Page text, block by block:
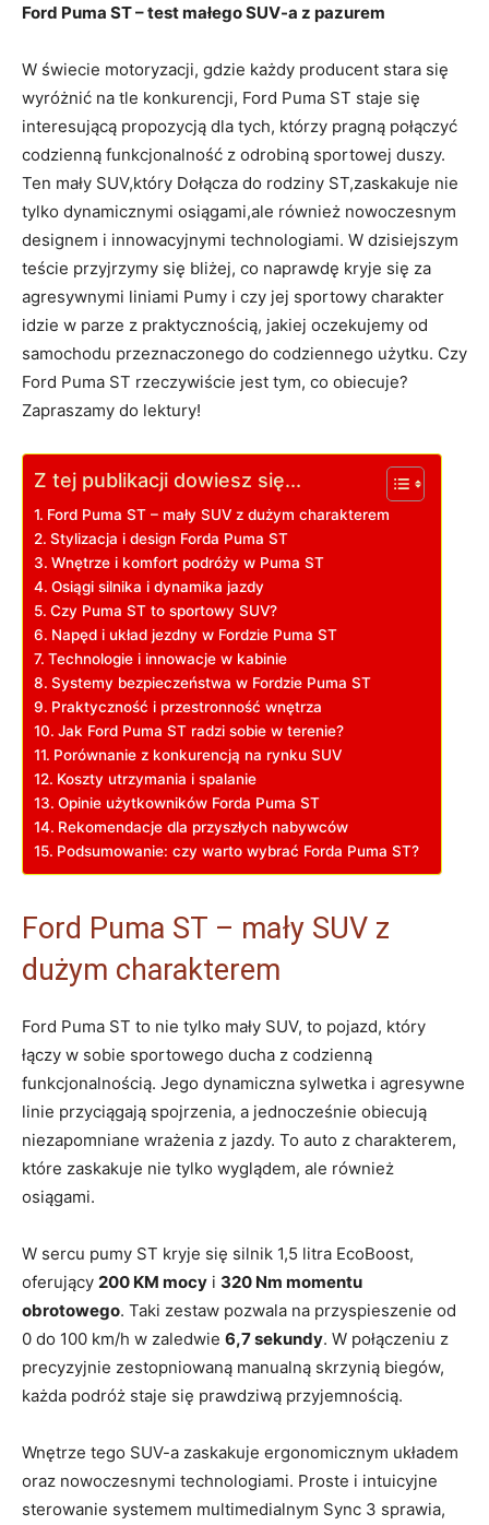
Ford Puma ST – test małego SUV-a z pazurem
W świecie motoryzacji, gdzie każdy producent stara się
wyróżnić na tle konkurencji, Ford Puma ST staje się
interesującą propozycją dla tych, którzy pragną połączyć
codzienną funkcjonalność z odrobiną sportowej duszy.
Ten mały SUV,który Dołącza do rodziny ST,zaskakuje nie
tylko dynamicznymi osiągami,ale również nowoczesnym
designem i innowacyjnymi technologiami. W dzisiejszym
teście przyjrzymy się bliżej, co naprawdę kryje się za
agresywnymi liniami Pumy i czy jej sportowy charakter
idzie w parze z praktycznością, jakiej oczekujemy od
samochodu przeznaczonego do codziennego użytku. Czy
Ford Puma ST rzeczywiście jest tym, co obiecuje?
Zapraszamy do lektury!
Z tej publikacji dowiesz się...
Ford Puma ST – mały SUV z dużym charakterem
Stylizacja i design Forda Puma ST
Wnętrze i komfort podróży w Puma ST
Osiągi silnika i dynamika jazdy
Czy Puma ST to sportowy SUV?
Napęd i układ jezdny w Fordzie Puma ST
Technologie i innowacje w kabinie
Systemy bezpieczeństwa w Fordzie Puma ST
Praktyczność i przestronność wnętrza
Jak Ford Puma ST radzi sobie w terenie?
Porównanie z konkurencją na rynku SUV
Koszty utrzymania i spalanie
Opinie użytkowników Forda Puma ST
Rekomendacje dla przyszłych nabywców
Podsumowanie: czy warto wybrać Forda Puma ST?
Ford Puma ST – mały SUV z
dużym charakterem
Ford Puma ST to nie tylko mały SUV, to pojazd, który
łączy w sobie sportowego ducha z codzienną
funkcjonalnością. Jego dynamiczna sylwetka i agresywne
linie przyciągają spojrzenia, a jednocześnie obiecują
niezapomniane wrażenia z jazdy. To auto z charakterem,
które zaskakuje nie tylko wyglądem, ale również
osiągami.
W sercu pumy ST kryje się silnik 1,5 litra EcoBoost,
oferujący 200 KM mocy i 320 Nm momentu
obrotowego. Taki zestaw pozwala na przyspieszenie od
0 do 100 km/h w zaledwie 6,7 sekundy. W połączeniu z
precyzyjnie zestopniowaną manualną skrzynią biegów,
każda podróż staje się prawdziwą przyjemnością.
Wnętrze tego SUV-a zaskakuje ergonomicznym układem
oraz nowoczesnymi technologiami. Proste i intuicyjne
sterowanie systemem multimedialnym Sync 3 sprawia,